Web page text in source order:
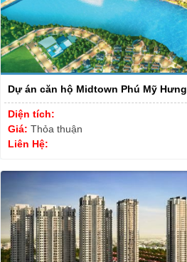
Dự án căn hộ Midtown Phú Mỹ Hưng
Diện tích:
Giá: Thỏa thuận
Liên Hệ: